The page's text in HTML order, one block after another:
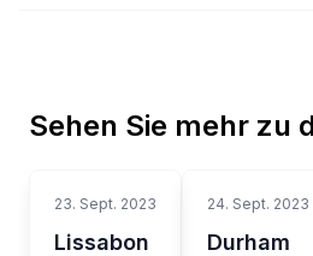
Sehen Sie mehr zu
23. Sept. 2023
Lissabon
24. Sept. 2023
Durham